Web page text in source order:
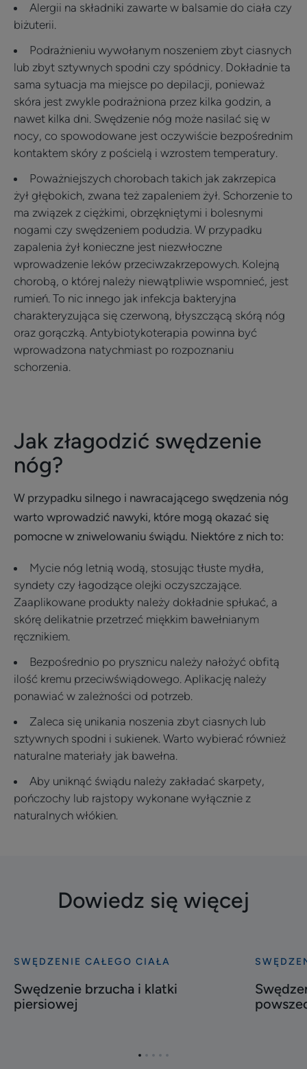
Alergii na składniki zawarte w balsamie do ciała czy
biżuterii.
Podrażnieniu wywołanym noszeniem zbyt ciasnych
lub zbyt sztywnych spodni czy spódnicy. Dokładnie ta
sama sytuacja ma miejsce po depilacji, ponieważ
skóra jest zwykle podrażniona przez kilka godzin, a
nawet kilka dni. Swędzenie nóg może nasilać się w
nocy, co spowodowane jest oczywiście bezpośrednim
kontaktem skóry z pościelą i wzrostem temperatury.
Poważniejszych chorobach takich jak zakrzepica
żył głębokich, zwana też zapaleniem żył. Schorzenie to
ma związek z ciężkimi, obrzękniętymi i bolesnymi
nogami czy swędzeniem podudzia. W przypadku
zapalenia żył konieczne jest niezwłoczne
wprowadzenie leków przeciwzakrzepowych. Kolejną
chorobą, o której należy niewątpliwie wspomnieć, jest
rumień. To nic innego jak infekcja bakteryjna
charakteryzująca się czerwoną, błyszczącą skórą nóg
oraz gorączką. Antybiotykoterapia powinna być
wprowadzona natychmiast po rozpoznaniu
schorzenia.
Jak złagodzić swędzenie
nóg?
W przypadku silnego i nawracającego swędzenia nóg
warto wprowadzić nawyki, które mogą okazać się
pomocne w zniwelowaniu świądu. Niektóre z nich to:
Mycie nóg letnią wodą, stosując tłuste mydła,
syndety czy łagodzące olejki oczyszczające.
Zaaplikowane produkty należy dokładnie spłukać, a
skórę delikatnie przetrzeć miękkim bawełnianym
ręcznikiem.
Bezpośrednio po prysznicu należy nałożyć obfitą
ilość kremu przeciwświądowego. Aplikację należy
ponawiać w zależności od potrzeb.
Zaleca się unikania noszenia zbyt ciasnych lub
sztywnych spodni i sukienek. Warto wybierać również
naturalne materiały jak bawełna.
Aby uniknąć świądu należy zakładać skarpety,
pończochy lub rajstopy wykonane wyłącznie z
naturalnych włókien.
Dowiedz się więcej
Odkryj
Swędzenie
brzucha
SWĘDZENIE CAŁEGO CIAŁA
Swędzenie brzucha i klatki
piersiowej
Odkryj
dłoni
Przejdź
Przejdź
Przejdź
Przejdź
Przejdź